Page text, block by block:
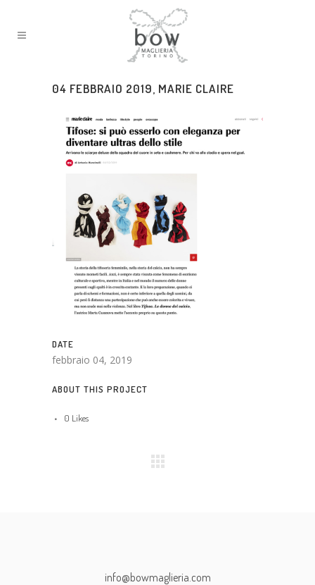
04 FEBBRAIO 2019, MARIE CLAIRE
DATE
febbraio 04, 2019
ABOUT THIS PROJECT
0 Likes
info@bowmaglieria.com